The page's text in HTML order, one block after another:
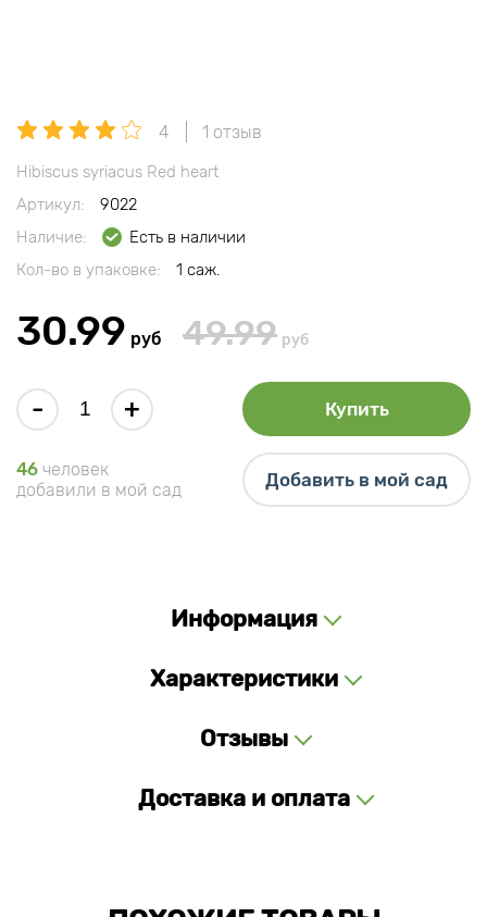
4 1 отзыв
Hibiscus syriacus Red heart
Артикул:
9022
Наличие:
Есть в наличии
Кол-во в упаковке:
1 саж.
30.99 руб 49.99 руб
- + Купить
46 человек
добавили в мой сад
Добавить в мой сад
Информация
Характеристики
Отзывы
Доставка и оплата